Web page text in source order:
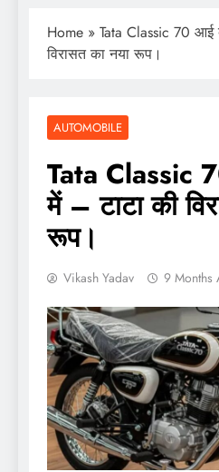
Home » Tata Classic 70 आई
विरासत का नया रूप।
AUTOMOBILE
Tata Classic
में – टाटा की
रूप।
Vikash Yadav 9 Months